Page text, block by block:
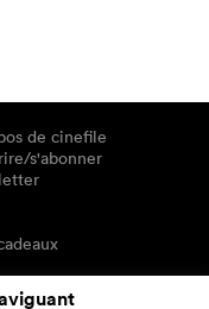
de cinefile
s'abonner